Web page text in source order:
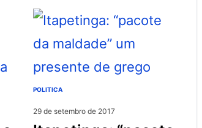
POLITICA
29 de setembro de 2017